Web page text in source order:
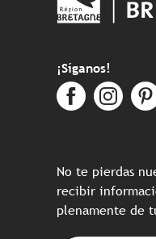
¡Síganos!
No te pierdas
recibir
plenamente de